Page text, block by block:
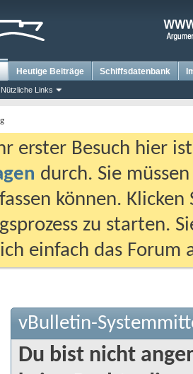
Nützliche Links
Heutige Beiträge Schiffsdatenbank
erster Besuch hier
durch. Sie
können.
zu starten.
einfach das
vBulletin-
Du bist nicht